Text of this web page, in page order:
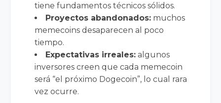
tiene fundamentos técnicos sólidos.
Proyectos abandonados: muchos
memecoins desaparecen al poco
tiempo.
Expectativas irreales: algunos
inversores creen que cada memecoin
será “el próximo Dogecoin”, lo cual rara
vez ocurre.